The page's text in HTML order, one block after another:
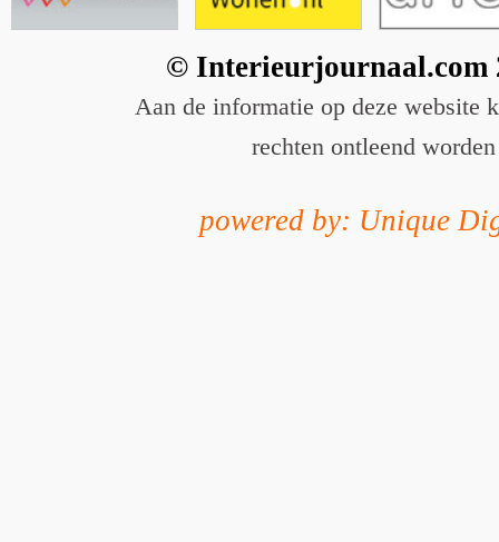
© Interieurjournaal.com
Aan de informatie op deze website
rechten ontleend worden
powered by: Unique